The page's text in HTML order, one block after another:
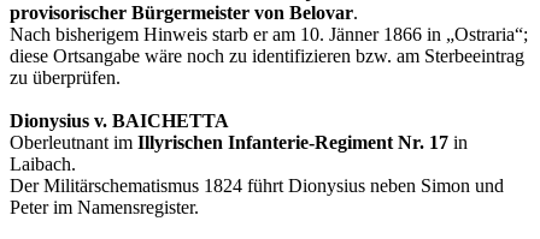
provisorischer Bürgermeister von Belovar.
Nach bisherigem Hinweis starb er am 10. Jänner 1866 in „Ostraria“;
diese Ortsangabe wäre noch zu identifizieren bzw. am Sterbeeintrag
zu überprüfen.
Dionysius v. BAICHETTA
Oberleutnant im Illyrischen Infanterie-Regiment Nr. 17 in
Laibach.
Der Militärschematismus 1824 führt Dionysius neben Simon und
Peter im Namensregister.